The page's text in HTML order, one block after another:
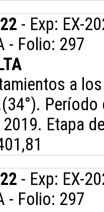
- Exp: EX-
- Folio: 297
a
Etapa
- Exp: EX-
- Folio: 297